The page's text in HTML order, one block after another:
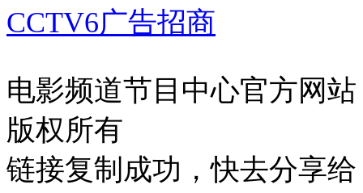
CCTV6广告招商
电影频道节目中心官方网站
版权所有
链接复制成功，快去分享给